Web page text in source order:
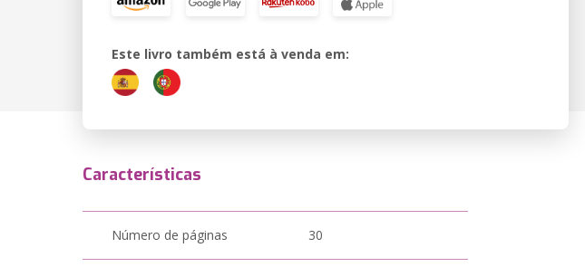
Este livro também está à venda em:
Características
Número de páginas 30